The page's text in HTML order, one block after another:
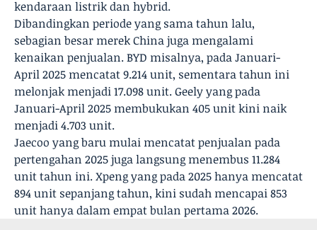
kendaraan listrik dan hybrid.
Dibandingkan periode yang sama tahun lalu,
sebagian besar merek China juga mengalami
kenaikan penjualan. BYD misalnya, pada Januari-
April 2025 mencatat 9.214 unit, sementara tahun ini
melonjak menjadi 17.098 unit. Geely yang pada
Januari-April 2025 membukukan 405 unit kini naik
menjadi 4.703 unit.
Jaecoo yang baru mulai mencatat penjualan pada
pertengahan 2025 juga langsung menembus 11.284
unit tahun ini. Xpeng yang pada 2025 hanya mencatat
894 unit sepanjang tahun, kini sudah mencapai 853
unit hanya dalam empat bulan pertama 2026.